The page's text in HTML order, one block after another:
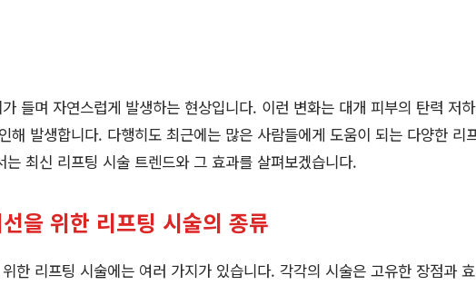
들며 자연스럽게 발생하는 현상입니다. 이런 변화는 대개 피부의 탄력 저
해 발생합니다. 다행히도 최근에는 많은 사람들에게 도움이 되는 다양한 리
는 최신 리프팅 시술 트렌드와 그 효과를 살펴보겠습니다.
을 위한 리프팅 시술의 종류
한 리프팅 시술에는 여러 가지가 있습니다. 각각의 시술은 고유한 장점과